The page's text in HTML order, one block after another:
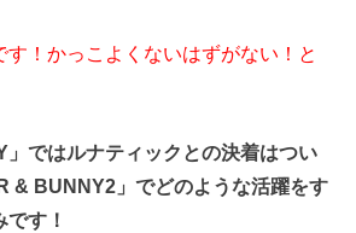
す！かっこよくないはずがない！と
」ではルナティックとの決着はつい
& BUNNY2」でどのような活躍をす
す！